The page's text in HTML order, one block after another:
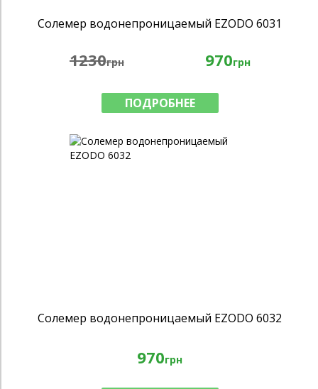
Солемер водонепроницаемый EZODO 6031
1230грн 970грн
ПОДРОБНЕЕ
Солемер водонепроницаемый EZODO 6032
970грн